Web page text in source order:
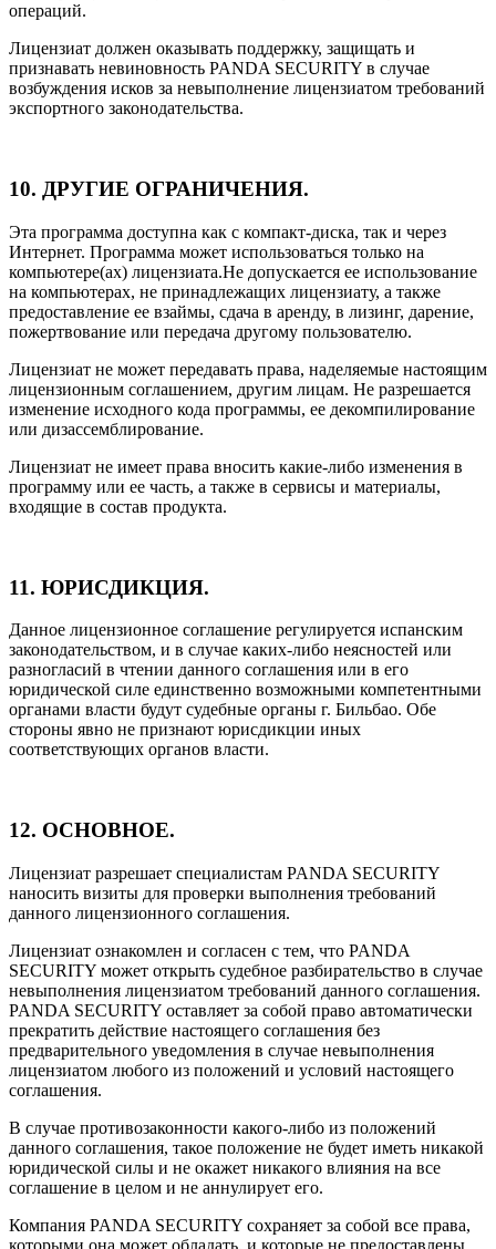
операций.
Лицензиат должен оказывать поддержку, защищать и
признавать невиновность PANDA SECURITY в случае
возбуждения исков за невыполнение лицензиатом требований
экспортного законодательства.
10. ДРУГИЕ ОГРАНИЧЕНИЯ.
Эта программа доступна как с компакт-диска, так и через
Интернет. Программа может использоваться только на
компьютере(ах) лицензиата.Не допускается ее использование
на компьютерах, не принадлежащих лицензиату, а также
предоставление ее взаймы, сдача в аренду, в лизинг, дарение,
пожертвование или передача другому пользователю.
Лицензиат не может передавать права, наделяемые настоящим
лицензионным соглашением, другим лицам. Не разрешается
изменение исходного кода программы, ее декомпилирование
или дизассемблирование.
Лицензиат не имеет права вносить какие-либо изменения в
программу или ее часть, а также в сервисы и материалы,
входящие в состав продукта.
11. ЮРИСДИКЦИЯ.
Данное лицензионное соглашение регулируется испанским
законодательством, и в случае каких-либо неясностей или
разногласий в чтении данного соглашения или в его
юридической силе единственно возможными компетентными
органами власти будут судебные органы г. Бильбао. Обе
стороны явно не признают юрисдикции иных
соответствующих органов власти.
12. ОСНОВНОЕ.
Лицензиат разрешает специалистам PANDA SECURITY
наносить визиты для проверки выполнения требований
данного лицензионного соглашения.
Лицензиат ознакомлен и согласен с тем, что PANDA
SECURITY может открыть судебное разбирательство в случае
невыполнения лицензиатом требований данного соглашения.
PANDA SECURITY оставляет за собой право автоматически
прекратить действие настоящего соглашения без
предварительного уведомления в случае невыполнения
лицензиатом любого из положений и условий настоящего
соглашения.
В случае противозаконности какого-либо из положений
данного соглашения, такое положение не будет иметь никакой
юридической силы и не окажет никакого влияния на все
соглашение в целом и не аннулирует его.
Компания PANDA SECURITY сохраняет за собой все права,
которыми она может обладать, и которые не предоставлены